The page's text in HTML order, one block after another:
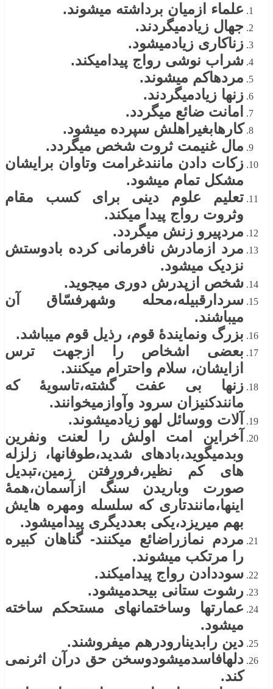
علماء ازمیان برداشته میشوند.
جهال زیادمیگردند.
زناکاری زیادمیشود.
شراب نوشی رواج پیدامیکند.
مردهاکم میشوند.
زنها زیادمیگردند.
امانت ضائع میگردد.
کارهابغیراهلش سپرده میشود.
مال غنیمت ثروت شخص میگردد.
زکات دادن مانندغرامت وتاوان برایشان
مشکل تمام میشود.
تعلیم علوم دینی برای کسب مقام
وثروت رواج پیدا میکند.
مردپیرو زنش میگردد.
مرد ازمادرش نافرمانی کرده بادوستش
نزدیک میشود.
شخص ازپدرش دوری میجوید.
سردارقبیله،محله وشهرفسّاق آن
میباشند.
بزرگ ونمایندۀ قوم، رذیل قوم میباشد.
بعضی اشخاص را ازجهت ترس
ازایشان، سلام واحترام میکنند.
زنها بی عفت گشته،تاسویۀ که
مانندکنیزان سرود وآوازمیخوانند.
آلات ووسائل لهو زیادمیشوند.
آخراین امت اولش را لعنت ونفرین
وبدمیگوید،بادهای شدید،طوفانها، زلزله
های کم نظیر،فرورفتن زمین،تبدیل
صورت وباریدن سنگ ازآسمان،همۀ
اینها،مانندتاری که سلسله ومهره هایش
بهم میریزد،یکی بعددیگری پیدامیشود.
مردم نمازراضائع میکنند- گناهان کبیره
را مرتکب میشوند.
سوددادن رواج پیدامیکند.
رشوت ستانی بیحدمیشود.
عمارتها وساختمانهای مستحکم ساخته
میشود.
دین رابدینارودرهم میفروشند.
دلهافاسدمیشودوسخن حق درآن اثرنمی
کند.